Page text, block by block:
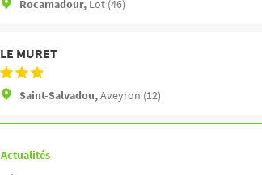
Rocamadour, Lot (46)
LE MURET
Saint-Salvadou,Aveyron (12)
Actualités